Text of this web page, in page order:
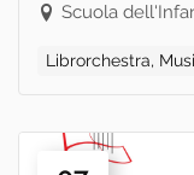
Scuola
Librorchestra,